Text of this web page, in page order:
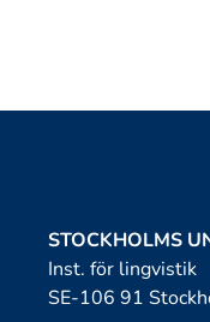
STOCKHOLMS
Inst. för lingvistik
SE-106 91